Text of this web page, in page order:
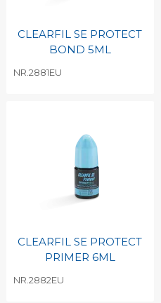
CLEARFIL SE PROTECT
BOND 5ML
NR.2881EU
CLEARFIL SE PROTECT
PRIMER 6ML
NR.2882EU